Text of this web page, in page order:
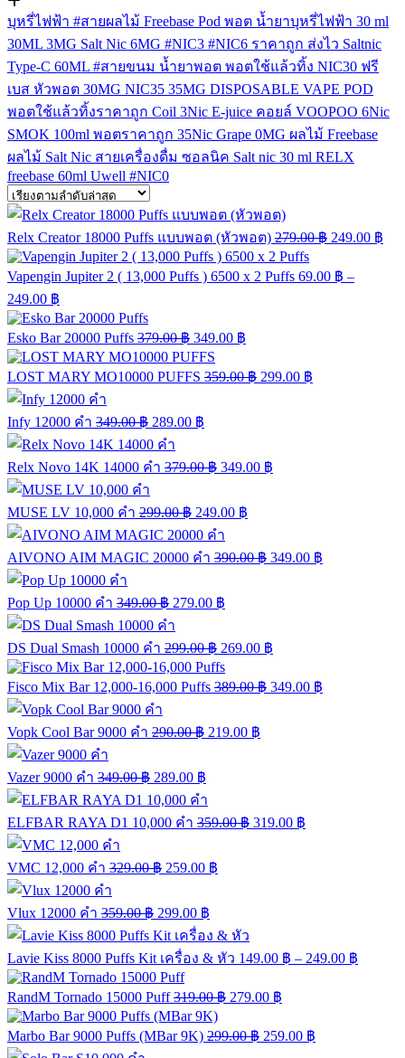
บุหรี่ไฟฟ้า #สายผลไม้ Freebase Pod พอต น้ำยาบุหรี่ไฟฟ้า 30 ml
30ML 3MG Salt Nic 6MG #NIC3 #NIC6 ราคาถูก ส่งไว Saltnic
Type-C 60ML #สายขนม น้ำยาพอต พอตใช้แล้วทิ้ง NIC30 ฟรี
เบส หัวพอต 30MG NIC35 35MG DISPOSABLE VAPE POD
พอตใช้แล้วทิ้งราคาถูก Coil 3Nic E-juice คอยล์ VOOPOO 6Nic
SMOK 100ml พอตราคาถูก 35Nic Grape 0MG ผลไม้ Freebase
ผลไม้ Salt Nic สายเครื่องดื่ม ซอลนิค Salt nic 30 ml RELX
freebase 60ml Uwell #NIC0
Relx Creator 18000 Puffs แบบพอต (หัวพอต) 279.00฿ 249.00 ฿
Vapengin Jupiter 2 ( 13,000 Puffs ) 6500 x 2 Puffs 69.00 ฿ –
249.00 ฿
Esko Bar 20000 Puffs 379.00฿ 349.00 ฿
LOST MARY MO10000 PUFFS 359.00฿ 299.00 ฿
Infy 12000 คำ 349.00฿ 289.00 ฿
Relx Novo 14K 14000 คำ 379.00฿ 349.00 ฿
MUSE LV 10,000 คำ 299.00฿ 249.00 ฿
AIVONO AIM MAGIC 20000 คำ 390.00฿ 349.00 ฿
Pop Up 10000 คำ 349.00฿ 279.00 ฿
DS Dual Smash 10000 คำ 299.00฿ 269.00 ฿
Fisco Mix Bar 12,000-16,000 Puffs 389.00฿ 349.00 ฿
Vopk Cool Bar 9000 คำ 290.00฿ 219.00 ฿
Vazer 9000 คำ 349.00฿ 289.00 ฿
ELFBAR RAYA D1 10,000 คำ 359.00฿ 319.00 ฿
VMC 12,000 คำ 329.00฿ 259.00 ฿
Vlux 12000 คำ 359.00฿ 299.00 ฿
Lavie Kiss 8000 Puffs Kit เครื่อง & หัว 149.00 ฿ – 249.00 ฿
RandM Tornado 15000 Puff 319.00฿ 279.00 ฿
Marbo Bar 9000 Puffs (MBar 9K) 299.00฿ 259.00 ฿